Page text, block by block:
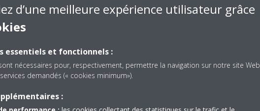
la fonction de programmation de la régulation des besoins
d’énergie
réinitialiser les réglages usine de l’adaptateur :
d’une meilleure expérience utilisateur grâce
essentiels et fonctionnels :
nécessaires pour, respectivement, permettre la navigation sur notre site Web
demandés (« cookies minimum»).
: